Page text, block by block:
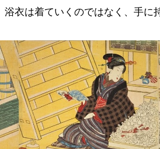
衣は着ていくのではなく、手に